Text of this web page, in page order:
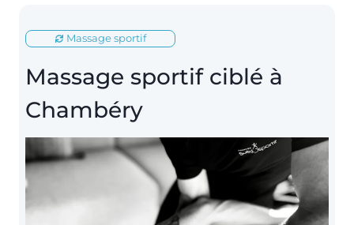
Massage sportif
Massage sportif ciblé à
Chambéry